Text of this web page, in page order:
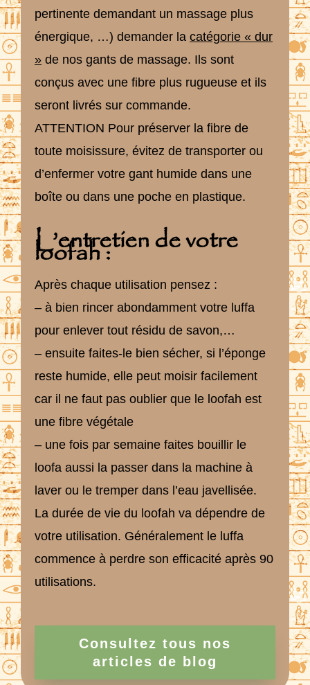
pertinente demandant un massage plus
énergique, …) demander la catégorie « dur
» de nos gants de massage. Ils sont
conçus avec une fibre plus rugueuse et ils
seront livrés sur commande.
ATTENTION Pour préserver la fibre de
toute moisissure, évitez de transporter ou
d’enfermer votre gant humide dans une
boîte ou dans une poche en plastique.
L’entretien de votre
loofah :
Après chaque utilisation pensez :
– à bien rincer abondamment votre luffa
pour enlever tout résidu de savon,…
– ensuite faites-le bien sécher, si l’éponge
reste humide, elle peut moisir facilement
car il ne faut pas oublier que le loofah est
une fibre végétale
– une fois par semaine faites bouillir le
loofa aussi la passer dans la machine à
laver ou le tremper dans l’eau javellisée.
La durée de vie du loofah va dépendre de
votre utilisation. Généralement le luffa
commence à perdre son efficacité après 90
utilisations.
Consultez tous nos
articles de blog